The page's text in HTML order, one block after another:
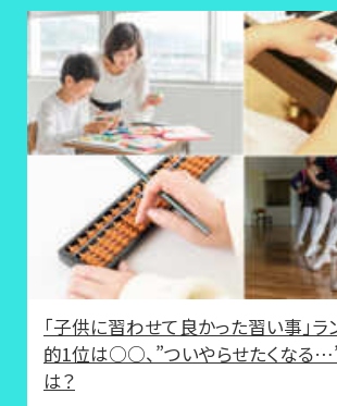
「子供に習わせて良かった習い事」ラ
的1位は○○、”ついやらせたくなる
は？